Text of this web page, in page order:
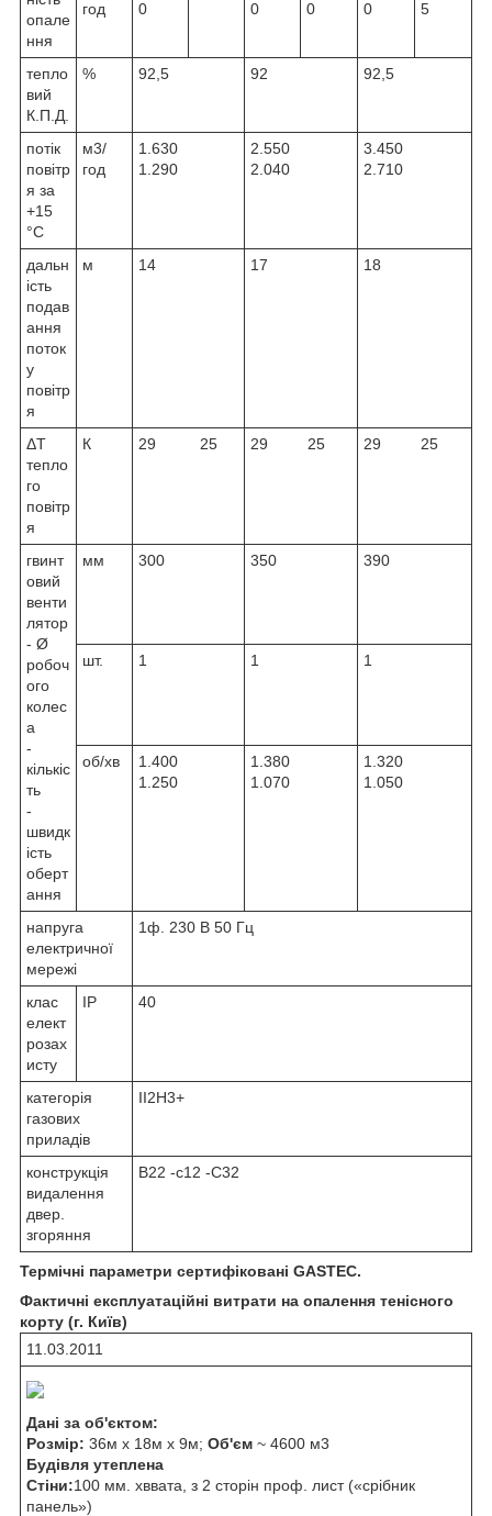
опале
ння
год 0 0 0 0 5
тепло
вий
К.П.Д.
% 92,5 92 92,5
потік
повітр
я за
+15
°C
м3/
год
1.630
1.290
2.550
2.040
3.450
2.710
дальн
ість
подав
ання
поток
у
повітр
я
м 14 17 18
ΔТ
тепло
го
повітр
я
К 29 25 29 25 29 25
гвинт
овий
венти
лятор
- Ø
робоч
ого
колес
а
-
кількіс
ть
-
швидк
ість
оберт
ання
мм 300 350 390
шт. 1 1 1
об/хв
1.400
1.250
1.380
1.070
1.320
1.050
напруга
електричної
мережі
1ф. 230 В 50 Гц
клас
елект
розах
исту
IP 40
категорія
газових
приладів
II2H3+
конструкція
видалення
двер.
згоряння
B22 -с12 -C32
Термічні параметри сертифіковані GASTEC.
Фактичні експлуатаційні витрати на опалення тенісного
корту (г. Київ)
11.03.2011
Дані за об'єктом:
Розмір: 36м х 18м х 9м; Об'єм ~ 4600 м3
Будівля утеплена
Стіни:100 мм. хввата, з 2 сторін проф. лист («срібник
панель»)